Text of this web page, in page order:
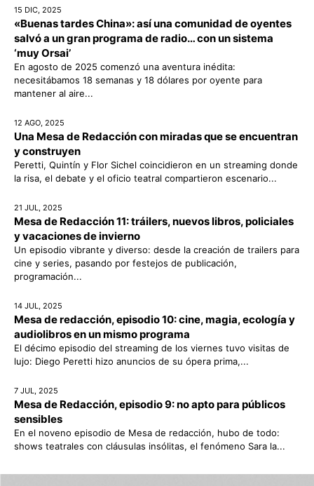
15 DIC, 2025
«Buenas tardes China»: así una comunidad de oyentes
salvó a un gran programa de radio… con un sistema
‘muy Orsai’
En agosto de 2025 comenzó una aventura inédita:
necesitábamos 18 semanas y 18 dólares por oyente para
mantener al aire...
12 AGO, 2025
Una Mesa de Redacción con miradas que se encuentran
y construyen
Peretti, Quintín y Flor Sichel coincidieron en un streaming donde
la risa, el debate y el oficio teatral compartieron escenario...
21 JUL, 2025
Mesa de Redacción 11: tráilers, nuevos libros, policiales
y vacaciones de invierno
Un episodio vibrante y diverso: desde la creación de trailers para
cine y series, pasando por festejos de publicación,
programación...
14 JUL, 2025
Mesa de redacción, episodio 10: cine, magia, ecología y
audiolibros en un mismo programa
El décimo episodio del streaming de los viernes tuvo visitas de
lujo: Diego Peretti hizo anuncios de su ópera prima,...
7 JUL, 2025
Mesa de Redacción, episodio 9: no apto para públicos
sensibles
En el noveno episodio de Mesa de redacción, hubo de todo:
shows teatrales con cláusulas insólitas, el fenómeno Sara la...